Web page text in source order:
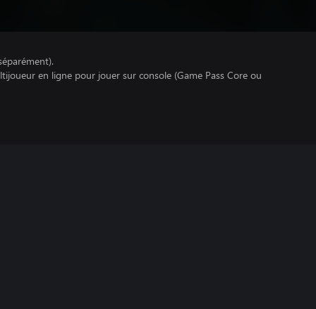
en ligne pour jouer sur console (Game Pass Core ou